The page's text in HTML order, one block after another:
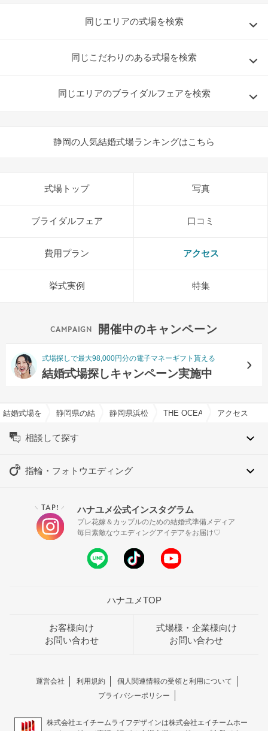
同じエリアの式場を検索
同じこだわりのある式場を検索
同じエリアのブライダルフェアを検索
静岡の人気結婚式場ランキングはこちら
式場トップ 写真
ブライダルフェア 口コミ
費用プラン アクセス
挙式実例 特集
開催中のキャンペーン
式場探しで最大98,000円分の電子マネーギフト貰える
結婚式場探しキャンペーン実施中
結婚式場を探すならハナユメ
静岡県の結婚式場一覧静岡県浜松市の結婚式場一覧THE OCEAN（ジ・オーシャ
アクセス
相談して探す
指輪・フォトウエディング
＼ TAP! ／ ハナユメ公式インスタグラム
プレ花嫁＆カップルのための結婚式準備メディア
毎日素敵なウエディングアイデアをお届け♡
ハナユメTOP
お客様向け
お問い合わせ
式場様・企業様向け
お問い合わせ
運営会社 利用規約
個人関連情報の受領と利用について
プライバシーポリシー
株式会社エイチームライフデザインは株式会社エイチームホー